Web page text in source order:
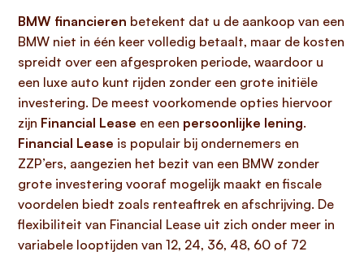
BMW financieren betekent dat u de aankoop van een
BMW niet in één keer volledig betaalt, maar de kosten
spreidt over een afgesproken periode, waardoor u
een luxe auto kunt rijden zonder een grote initiële
investering. De meest voorkomende opties hiervoor
zijn Financial Lease en een persoonlijke lening.
Financial Lease is populair bij ondernemers en
ZZP’ers, aangezien het bezit van een BMW zonder
grote investering vooraf mogelijk maakt en fiscale
voordelen biedt zoals renteaftrek en afschrijving. De
flexibiliteit van Financial Lease uit zich onder meer in
variabele looptijden van 12, 24, 36, 48, 60 of 72